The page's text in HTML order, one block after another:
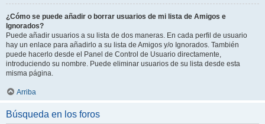
¿Cómo se puede añadir o borrar usuarios de mi lista de Amigos e
Ignorados?
Puede añadir usuarios a su lista de dos maneras. En cada perfil de usuario
hay un enlace para añadirlo a su lista de Amigos y/o Ignorados. También
puede hacerlo desde el Panel de Control de Usuario directamente,
introduciendo su nombre. Puede eliminar usuarios de su lista desde esta
misma página.
Arriba
Búsqueda en los foros